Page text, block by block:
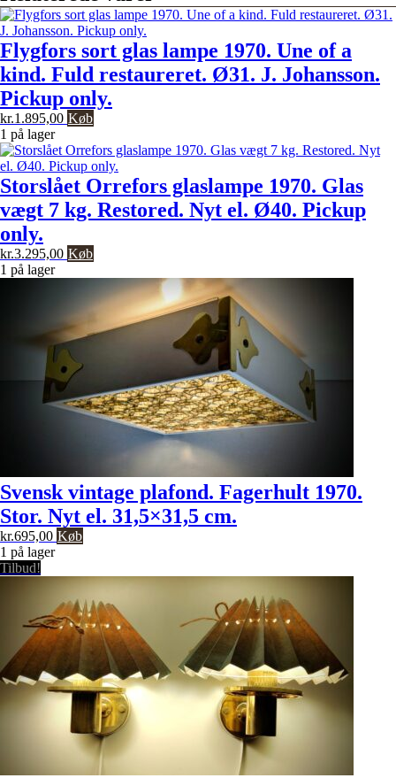
Flygfors sort glas lampe 1970. Une of a
kind. Fuld restaureret. Ø31. J. Johansson.
Pickup only.
kr.1.895,00 Køb
1 på lager
Storslået Orrefors glaslampe 1970. Glas
vægt 7 kg. Restored. Nyt el. Ø40. Pickup
only.
kr.3.295,00 Køb
1 på lager
Svensk vintage plafond. Fagerhult 1970.
Stor. Nyt el. 31,5×31,5 cm.
kr.695,00 Køb
1 på lager
Tilbud!